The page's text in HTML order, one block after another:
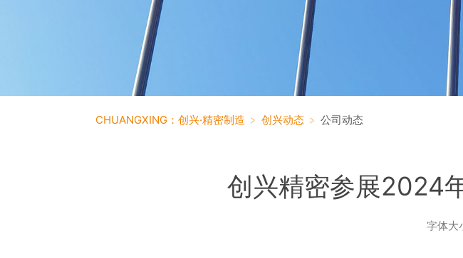
数字化转型
钣金解决方案
数字化工厂
CHUANGXING：创兴·精密制造 ﹥创兴动态 ﹥公司动态
创兴精密参展2024
字体大